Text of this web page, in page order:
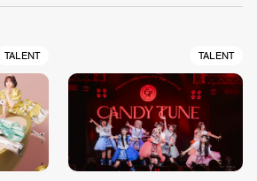
TALENT TALENT